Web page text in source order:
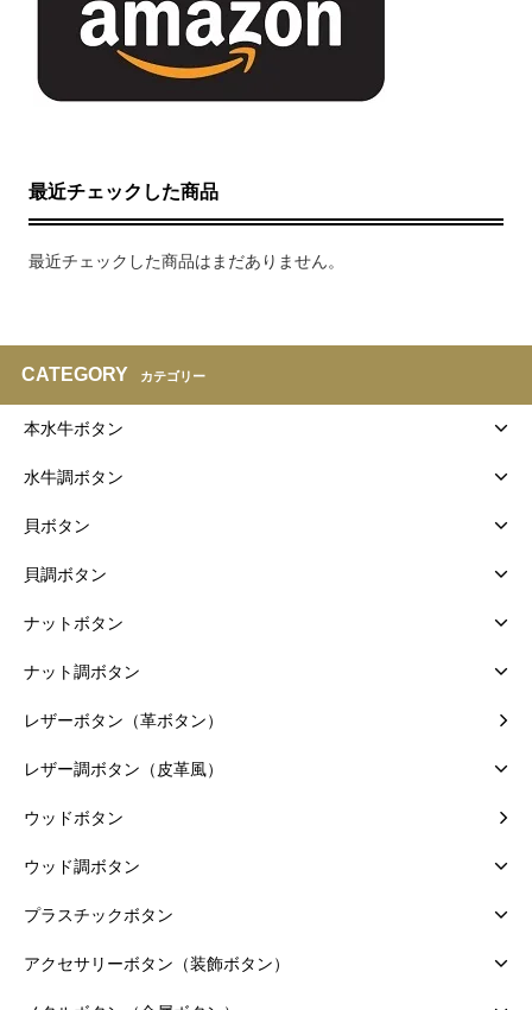
最近チェックした商品
最近チェックした商品はまだありません。
CATEGORY カテゴリー
本水牛ボタン
水牛調ボタン
貝ボタン
貝調ボタン
ナットボタン
ナット調ボタン
レザーボタン（革ボタン）
レザー調ボタン（皮革風）
ウッドボタン
ウッド調ボタン
プラスチックボタン
アクセサリーボタン（装飾ボタン）